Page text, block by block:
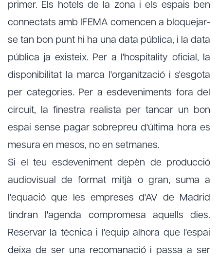
primer. Els hotels de la zona i els espais ben
connectats amb IFEMA comencen a bloquejar-
se tan bon punt hi ha una data pública, i la data
pública ja existeix. Per a l'hospitality oficial, la
disponibilitat la marca l'organització i s'esgota
per categories. Per a esdeveniments fora del
circuit, la finestra realista per tancar un bon
espai sense pagar sobrepreu d'última hora es
mesura en mesos, no en setmanes.
Si el teu esdeveniment depèn de producció
audiovisual de format mitjà o gran, suma a
l'equació que les empreses d'AV de Madrid
tindran l'agenda compromesa aquells dies.
Reservar la tècnica i l'equip alhora que l'espai
deixa de ser una recomanació i passa a ser